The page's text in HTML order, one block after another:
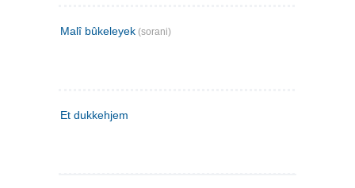
Malî bûkeleyek (sorani)
Et dukkehjem